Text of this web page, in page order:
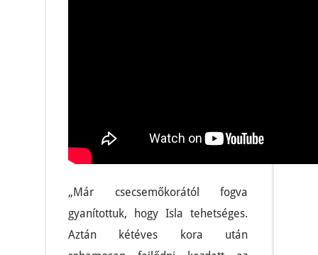
„Már csecsemőkorától fogva
gyanítottuk, hogy Isla tehetséges.
Aztán kétéves kora után